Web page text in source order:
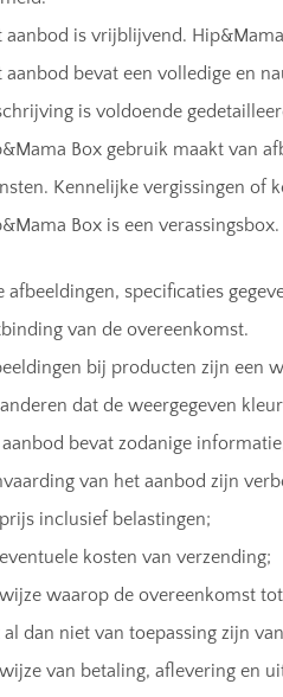
aanbod is vrijblijvend.
aanbod bevat een volledige en
is voldoende
Box gebruik maakt van
Kennelijke vergissingen of
Box is een verassingsbox.
afbeeldingen, specificaties
van de overeenkomst.
bij producten zijn een
dat de weergegeven
aanbod bevat zodanige
van het aanbod zijn
inclusief belastingen;
kosten van verzending;
waarop de overeenkomst
al dan niet van toepassing zijn
van betaling, aflevering en